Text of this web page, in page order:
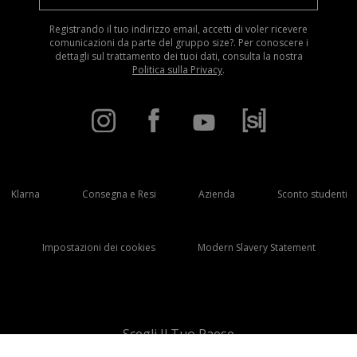
Registrando il tuo indirizzo email, accetti di voler ricevere
comunicazioni da parte del gruppo size?. Per conoscere i
dettagli sul trattamento dei tuoi dati, consulta la nostra
Politica sulla Privacy.
Klarna Consegna e Resi Azienda Sconto studenti
Impostazioni dei cookies Modern Slavery Statement
Scegli Il Tuo Paese